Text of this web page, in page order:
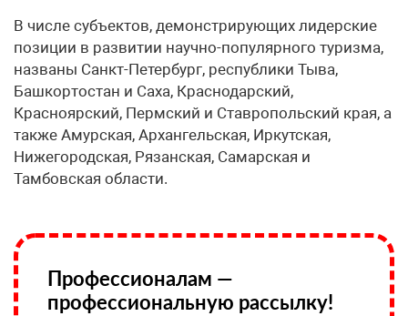
В числе субъектов, демонстрирующих лидерские
позиции в развитии научно-популярного туризма,
названы Санкт-Петербург, республики Тыва,
Башкортостан и Саха, Краснодарский,
Красноярский, Пермский и Ставропольский края, а
также Амурская, Архангельская, Иркутская,
Нижегородская, Рязанская, Самарская и
Тамбовская области.
Профессионалам —
профессиональную рассылку!